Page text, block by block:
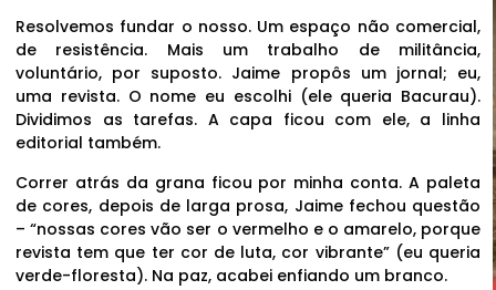
Resolvemos fundar o nosso. Um espaço não comercial,
de resistência. Mais um trabalho de militância,
voluntário, por suposto. Jaime propôs um jornal; eu,
uma revista. O nome eu escolhi (ele queria Bacurau).
Dividimos as tarefas. A capa ficou com ele, a linha
editorial também.
Correr atrás da grana ficou por minha conta. A paleta
de cores, depois de larga prosa, Jaime fechou questão
– “nossas cores vão ser o vermelho e o amarelo, porque
revista tem que ter cor de luta, cor vibrante” (eu queria
verde-floresta). Na paz, acabei enfiando um branco.